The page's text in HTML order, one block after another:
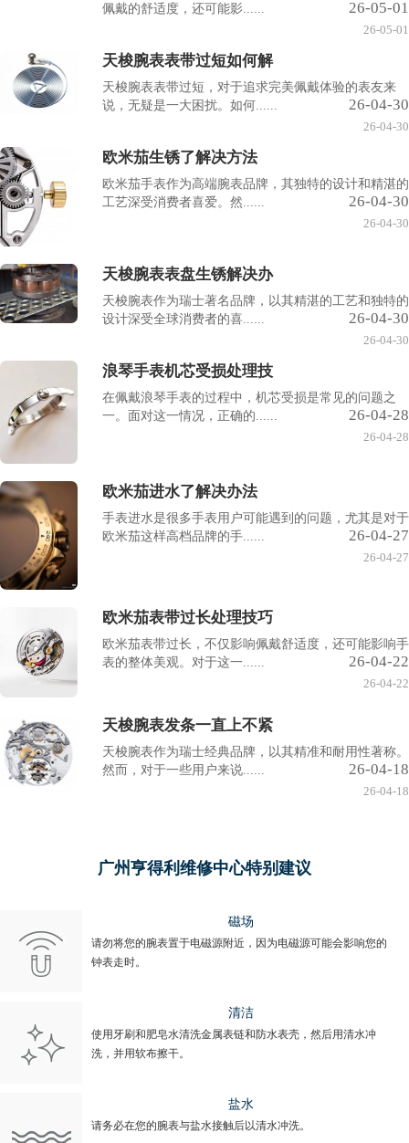
佩戴的舒适度，还可能影...... 26-05-01
26-05-01
天梭腕表表带过短如何解
天梭腕表表带过短，对于追求完美佩戴体验的表友来
说，无疑是一大困扰。如何......
26-04-30
26-04-30
欧米茄生锈了解决方法
欧米茄手表作为高端腕表品牌，其独特的设计和精湛的
工艺深受消费者喜爱。然......
26-04-30
26-04-30
天梭腕表表盘生锈解决办
天梭腕表作为瑞士著名品牌，以其精湛的工艺和独特的
设计深受全球消费者的喜......
26-04-30
26-04-30
浪琴手表机芯受损处理技
在佩戴浪琴手表的过程中，机芯受损是常见的问题之
一。面对这一情况，正确的......
26-04-28
26-04-28
欧米茄进水了解决办法
手表进水是很多手表用户可能遇到的问题，尤其是对于
欧米茄这样高档品牌的手......
26-04-27
26-04-27
欧米茄表带过长处理技巧
欧米茄表带过长，不仅影响佩戴舒适度，还可能影响手
表的整体美观。对于这一......
26-04-22
26-04-22
天梭腕表发条一直上不紧
天梭腕表作为瑞士经典品牌，以其精准和耐用性著称。
然而，对于一些用户来说......
26-04-18
26-04-18
广州亨得利维修中心特别建议
磁场
请勿将您的腕表置于电磁源附近，因为电磁源可能会影响您的
钟表走时。
清洁
使用牙刷和肥皂水清洗金属表链和防水表壳，然后用清水冲
洗，并用软布擦干。
盐水
请务必在您的腕表与盐水接触后以清水冲洗。